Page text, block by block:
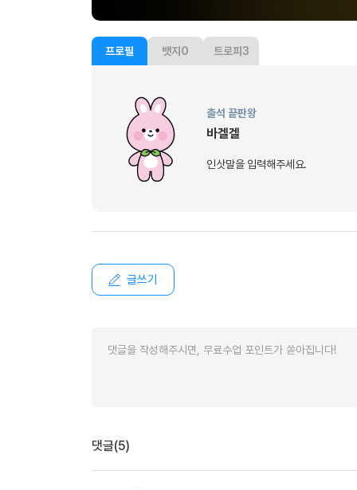
프로필 뱃지 0 트로피 3
출석 끝판왕
바겔겔
인삿말을 입력해주세요.
글쓰기
댓글(5)